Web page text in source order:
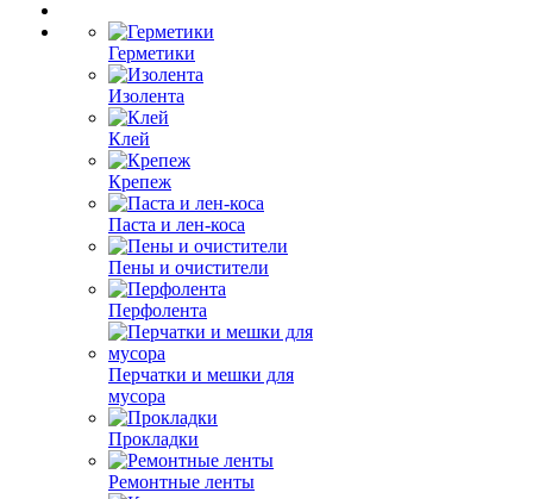
Герметики
Изолента
Клей
Крепеж
Паста и лен-коса
Пены и очистители
Перфолента
Перчатки и мешки для
мусора
Прокладки
Ремонтные ленты